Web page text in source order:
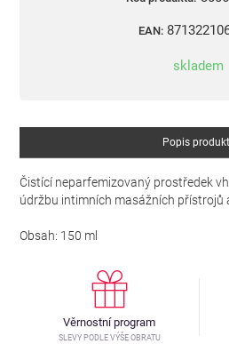
EAN:
skladem
Popis
Čistící neparfemizovaný prostředek
údržbu intimních masážních přístrojů
Obsah: 150 ml
Věrnostní program
SLEVY PODLE VÝŠE OBRATU